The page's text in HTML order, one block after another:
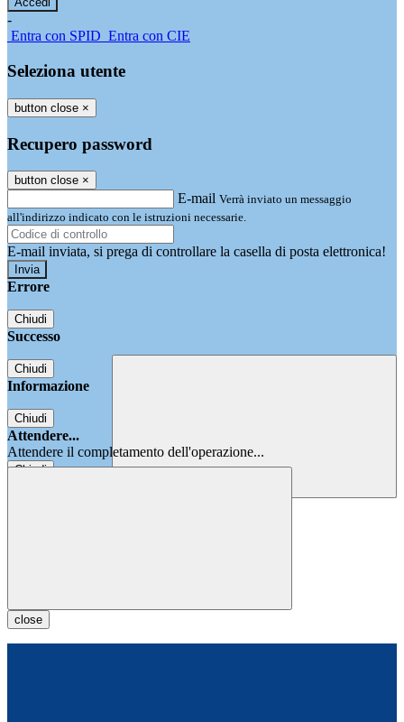
-
Entra con SPID Entra con CIE
Seleziona utente
button close ×
Recupero password
button close ×
E-mail Verrà inviato un messaggio
all'indirizzo indicato con le istruzioni necessarie.
E-mail inviata, si prega di controllare la casella di posta elettronica!
Errore
Chiudi
Successo
Chiudi
Informazione
Chiudi
Attendere...
Attendere il completamento dell'operazione...
Chiudi
close